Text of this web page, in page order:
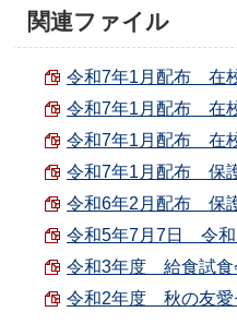
関連ファイル
令和7年1月配布 在
令和7年1月配布 在
令和7年1月配布 在
令和7年1月配布 保
令和6年2月配布 保
令和5年7月7日 令和
令和3年度 給食試食
令和2年度 秋の友愛